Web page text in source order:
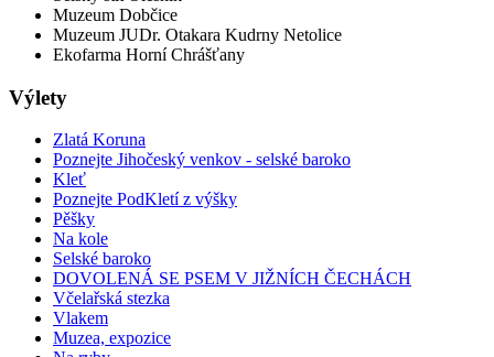
Muzeum Dobčice
Muzeum JUDr. Otakara Kudrny Netolice
Ekofarma Horní Chrášťany
Výlety
Zlatá Koruna
Poznejte Jihočeský venkov - selské baroko
Kleť
Poznejte PodKletí z výšky
Pěšky
Na kole
Selské baroko
DOVOLENÁ SE PSEM V JIŽNÍCH ČECHÁCH
Včelařská stezka
Vlakem
Muzea, expozice